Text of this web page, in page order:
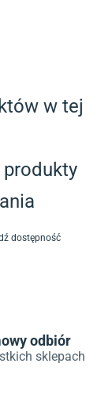
w tej
dostępność
odbiór
sklepach